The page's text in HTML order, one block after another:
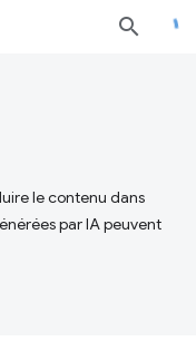
le contenu dans
par IA peuvent